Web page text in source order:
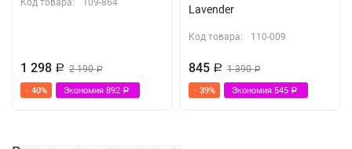
Код товара: 109-864
1 298 Р 2 190Р
- 40% Экономия 892 Р
Lavender
Код товара: 110-009
845 Р 1 390Р
- 39% Экономия 545 Р